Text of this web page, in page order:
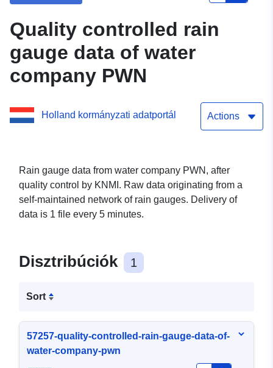
Quality controlled rain
gauge data of water
company PWN
Holland kormányzati adatportál Actions
Rain gauge data from water company PWN, after
quality control by KNMI. Raw data originating from a
self-maintained network of rain gauges. Delivery of
data is 1 file every 5 minutes.
Disztribúciók 1
Sort
57257-quality-controlled-rain-gauge-data-of-
water-company-pwn